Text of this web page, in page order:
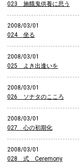
023 施餓鬼供養に思う
2008/03/01
024 坐る
2008/03/01
025 よき出逢いを
2008/03/01
026 ソナタのこころ
2008/03/01
027 心の初期化
2008/03/01
028 式 Ceremony